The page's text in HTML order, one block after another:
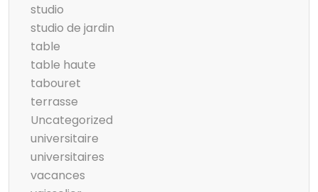
studio
studio de jardin
table
table haute
tabouret
terrasse
Uncategorized
universitaire
universitaires
vacances